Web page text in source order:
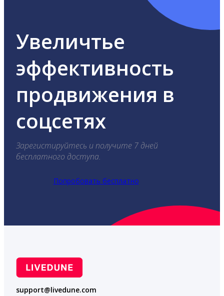
Увеличтье
эффективность
продвижения в
соцсетях
Зарегистируйтесь и получите 7 дней
бесплатного доступа.
Попробовать бесплатно
support@livedune.com